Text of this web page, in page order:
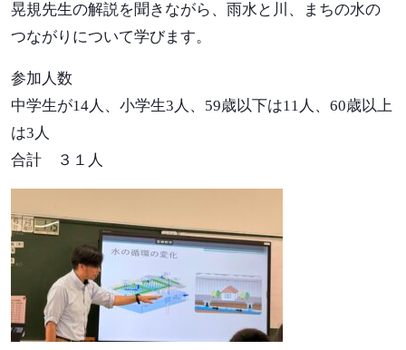
晃規先生の解説を聞きながら、雨水と川、まちの水の
つながりについて学びます。
参加人数
中学生が14人、小学生3人、59歳以下は11人、60歳以上
は3人
合計 ３１人